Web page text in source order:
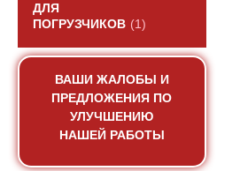
ДЛЯ
ПОГРУЗЧИКОВ (1)
ВАШИ ЖАЛОБЫ И
ПРЕДЛОЖЕНИЯ ПО
УЛУЧШЕНИЮ
НАШЕЙ РАБОТЫ